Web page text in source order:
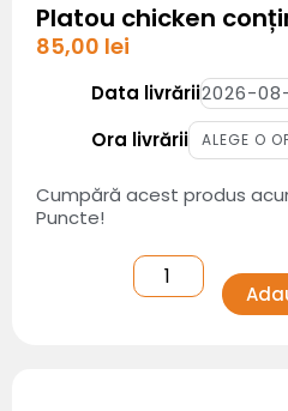
Platou chicken
85,00 lei
Data livrării
Ora livrării
Cumpără acest produs
Puncte!
chicken